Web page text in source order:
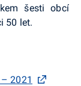
šesti obcí
50 let.
2021